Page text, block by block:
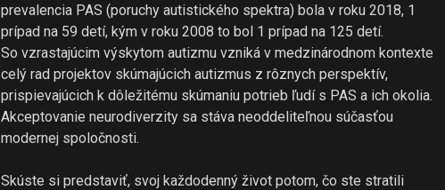
prevalencia PAS (poruchy autistického spektra) bola v roku 2018, 1
prípad na 59 detí, kým v roku 2008 to bol 1 prípad na 125 detí.
So vzrastajúcim výskytom autizmu vzniká v medzinárodnom kontexte
celý rad projektov skúmajúcich autizmus z rôznych perspektív,
prispievajúcich k dôležitému skúmaniu potrieb ľudí s PAS a ich okolia.
Akceptovanie neurodiverzity sa stáva neoddeliteľnou súčasťou
modernej spoločnosti.
Skúste si predstaviť, svoj každodenný život potom, čo ste stratili